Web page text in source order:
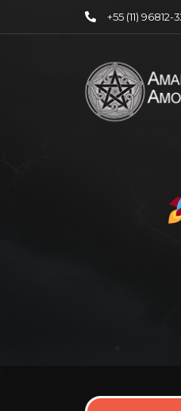
+55 (11) 96812-